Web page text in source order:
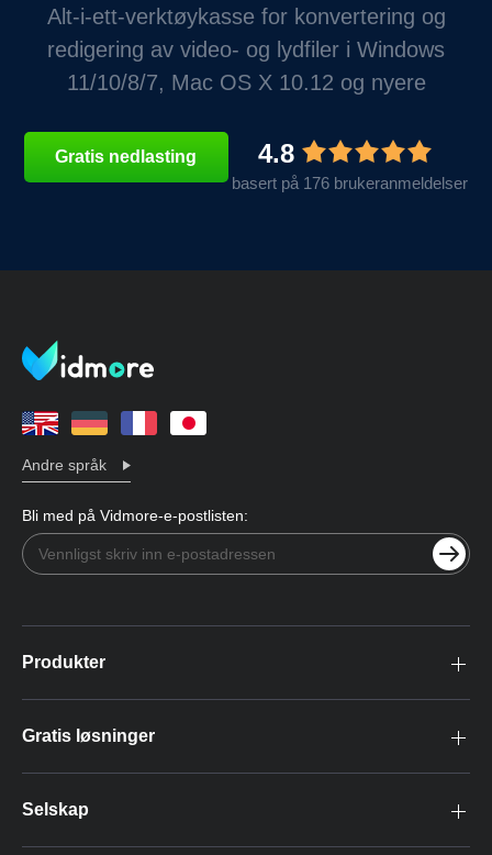
Alt-i-ett-verktøykasse for konvertering og
redigering av video- og lydfiler i Windows
11/10/8/7, Mac OS X 10.12 og nyere
Gratis nedlasting 4.8
basert på 176 brukeranmeldelser
Andre språk
Bli med på Vidmore-e-postlisten:
Produkter
Gratis løsninger
Selskap